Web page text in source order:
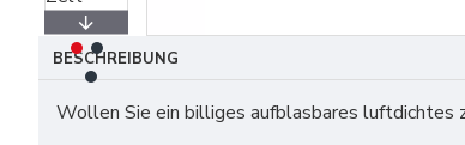
BESCHREIBUNG
Wollen Sie ein billiges aufblasbares luftdichtes